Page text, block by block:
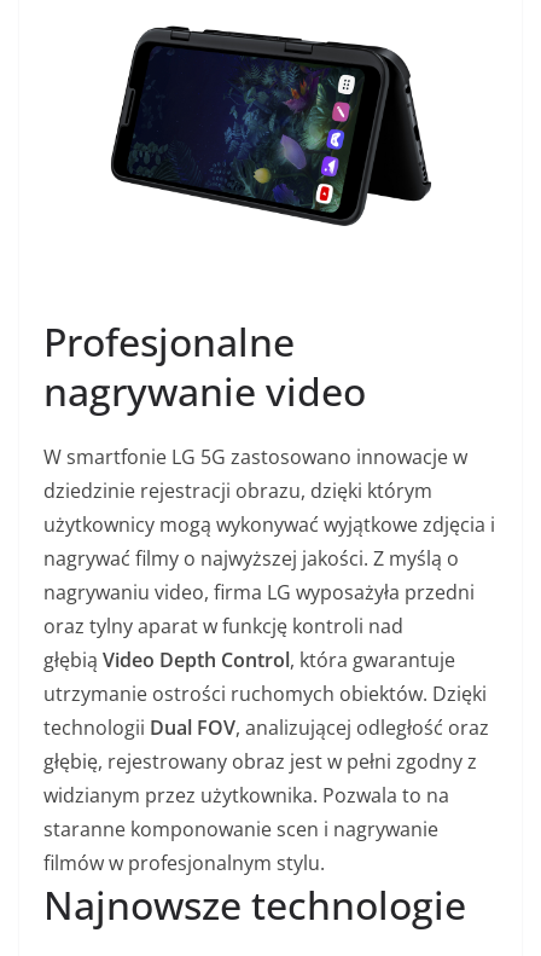
Profesjonalne
nagrywanie video
W smartfonie LG 5G zastosowano innowacje w
dziedzinie rejestracji obrazu, dzięki którym
użytkownicy mogą wykonywać wyjątkowe zdjęcia i
nagrywać filmy o najwyższej jakości. Z myślą o
nagrywaniu video, firma LG wyposażyła przedni
oraz tylny aparat w funkcję kontroli nad
głębią Video Depth Control, która gwarantuje
utrzymanie ostrości ruchomych obiektów. Dzięki
technologii Dual FOV, analizującej odległość oraz
głębię, rejestrowany obraz jest w pełni zgodny z
widzianym przez użytkownika. Pozwala to na
staranne komponowanie scen i nagrywanie
filmów w profesjonalnym stylu.
Najnowsze technologie